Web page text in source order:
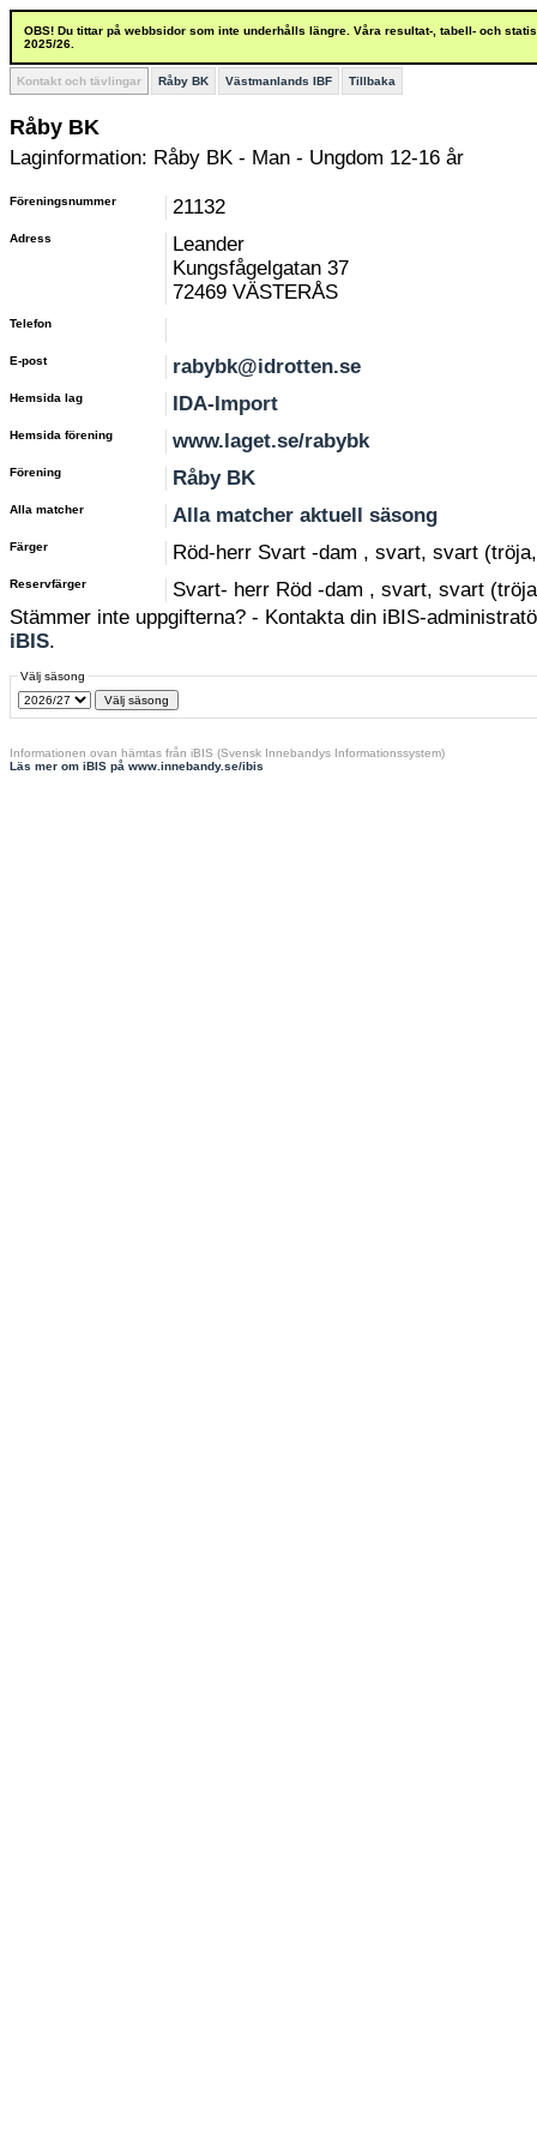
OBS! Du tittar på webbsidor som inte underhålls längre. Våra resultat-, tabell- och
2025/26.
Kontakt och tävlingar Råby BK Västmanlands IBF Tillbaka
Råby BK
Laginformation: Råby BK - Man - Ungdom 12-16 år
Föreningsnummer 21132
Adress
Leander
Kungsfågelgatan 37
72469 VÄSTERÅS
Telefon
E-post rabybk@idrotten.se
Hemsida lag IDA-Import
Hemsida förening www.laget.se/rabybk
Förening Råby BK
Alla matcher Alla matcher aktuell säsong
Färger Röd-herr Svart -dam , svart, svart
Reservfärger
Svart- herr Röd -dam , svart, svart
Stämmer inte uppgifterna? - Kontakta din iBIS-
iBIS.
Välj säsong
Informationen ovan hämtas från iBIS (Svensk Innebandys Informationssystem)
Läs mer om iBIS på www.innebandy.se/ibis